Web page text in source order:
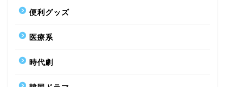
便利グッズ
医療系
時代劇